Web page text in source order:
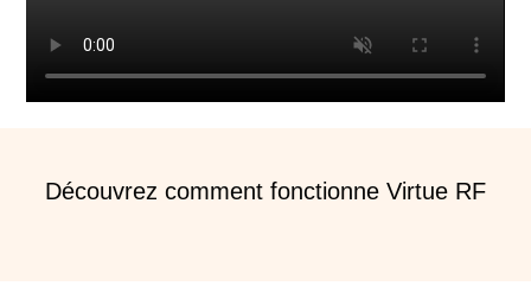
Découvrez comment fonctionne Virtue RF